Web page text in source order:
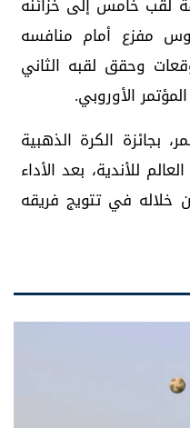
مفزع أمام منافسه
وحقق لقبه الثاني
الأوروبي.
بجائزة الكرة الذهبية
للأندية، بعد الأداء
في تتويج فريقه